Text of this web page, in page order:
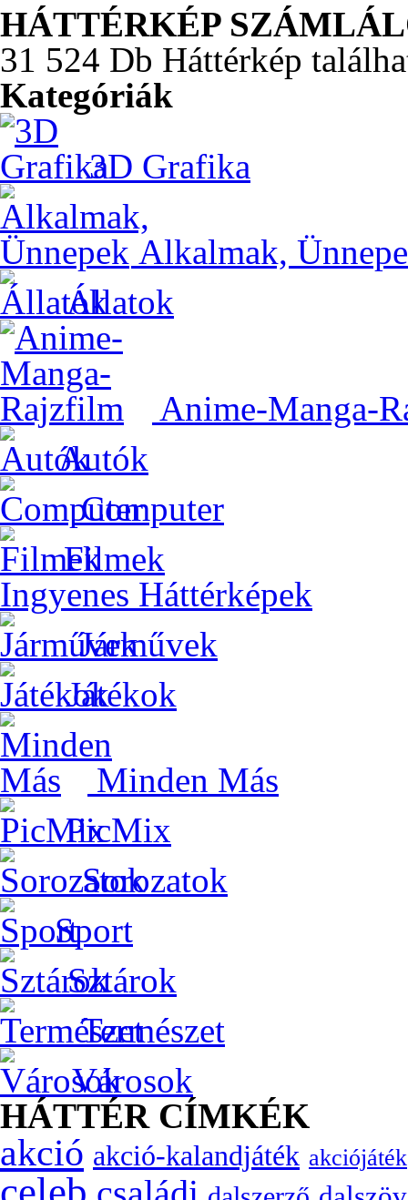
HÁTTÉRKÉP
31 524 Db Háttérkép
Kategóriák
3D Grafika
Alkalmak,
Állatok
Anime-Manga-
Autók
Computer
Filmek
Ingyenes Háttérképek
Járművek
Játékok
Minden Más
PicMix
Sorozatok
Sport
Sztárok
Természet
Városok
HÁTTÉR CÍMKÉK
akció akció-kalandjáték akciójáték